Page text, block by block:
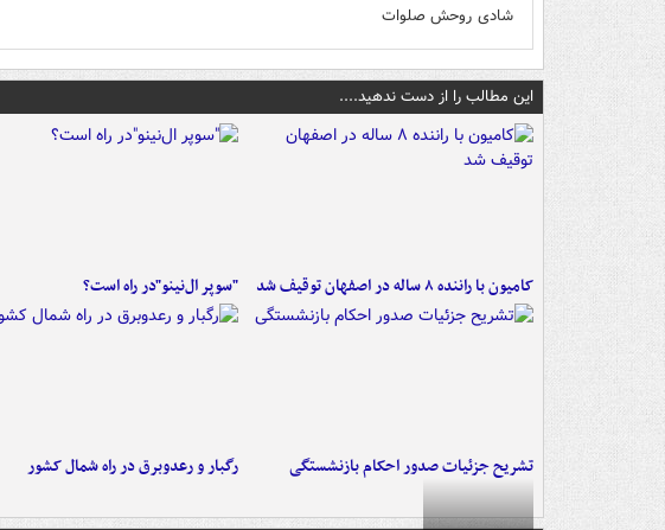
شادی روحش صلوات
این مطالب را از دست ندهید....
کامیون با راننده ۸ ساله در اصفهان توقیف شد "سوپر ال‌نینو"در راه است؟
تشریح جزئیات صدور احکام بازنشستگی رگبار و رعدوبرق در راه شمال کشور